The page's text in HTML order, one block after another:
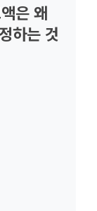
은 왜
하는 것